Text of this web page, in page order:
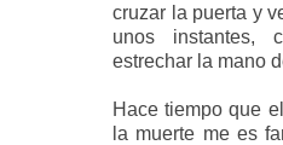
cruzar la puerta y
unos instantes,
estrechar la mano
Hace tiempo que
la muerte me es